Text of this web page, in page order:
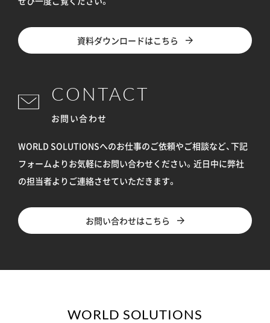
資料ダウンロードはこちら
CONTACT
お問い合わせ
WORLD SOLUTIONSへのお仕事のご依頼やご相談など、下記
フォームよりお気軽にお問い合わせください。 近日中に弊社
の担当者よりご連絡させていただきます。
お問い合わせはこちら
WORLD SOLUTIONS